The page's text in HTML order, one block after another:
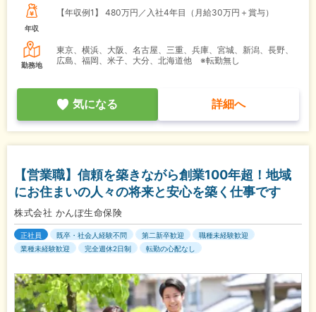
年収
【年収例1】 480万円／入社4年目（月給30万円＋賞与）
勤務地
東京、横浜、大阪、名古屋、三重、兵庫、宮城、新潟、長野、
広島、福岡、米子、大分、北海道他 ※転勤無し
気になる 詳細へ
【営業職】信頼を築きながら創業100年超！地域
にお住まいの人々の将来と安心を築く仕事です
株式会社 かんぽ生命保険
正社員 既卒・社会人経験不問 第二新卒歓迎
職種未経験歓迎
業種未経験歓迎
完全週休2日制 転勤の心配なし